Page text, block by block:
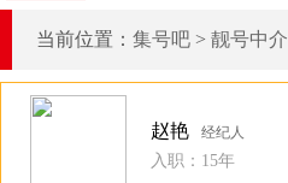
当前位置： 集号吧 > 靓号中介
赵艳 经纪人
入职：15年